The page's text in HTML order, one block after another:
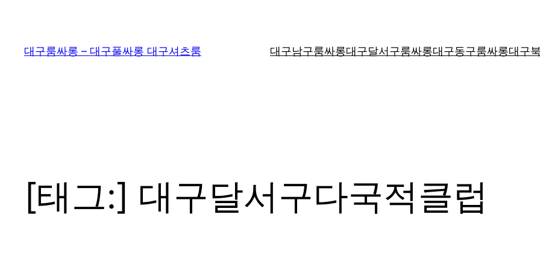
대구룸싸롱 – 대구풀싸롱 대구셔츠룸 대구남구룸싸롱대구달서구룸싸롱대구동구룸싸롱대구
[태그:] 대구달서구다국적클럽